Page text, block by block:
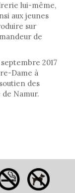
lui-même,
aux jeunes
sur
de
2017
Dame à
des
Namur.